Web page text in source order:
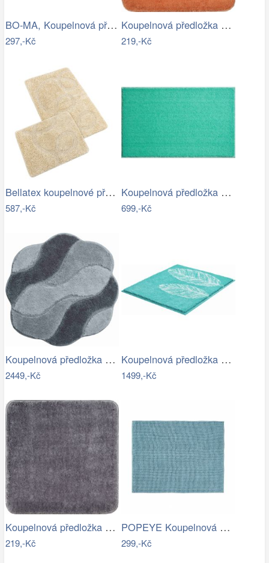
BO-MA, Koupelnová předložka Rabbit New…
297,-Kč
Koupelnová předložka Optima 55x55 cm…
219,-Kč
Bellatex koupelnové předložky…
587,-Kč
Koupelnová předložka ROMAN
699,-Kč
Koupelnová předložka CARMEN
2449,-Kč
Koupelnová předložka DUETTO
1499,-Kč
Koupelnová předložka Optima 55x55 cm…
219,-Kč
POPEYE Koupelnová předložka 80 x 60 cm …
299,-Kč